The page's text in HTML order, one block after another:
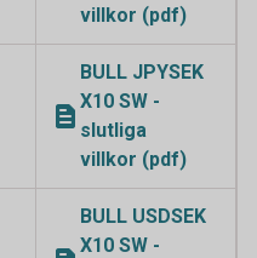
villkor (pdf)
BULL JPYSEK
X10 SW -
slutliga
villkor (pdf)
BULL USDSEK
X10 SW -